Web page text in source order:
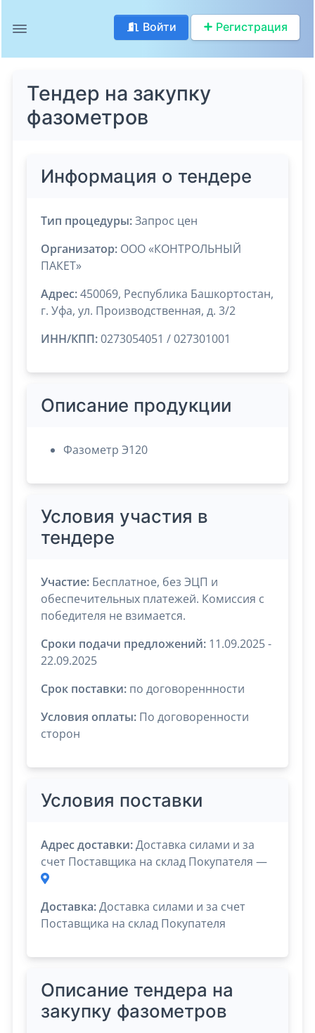
Войти Регистрация
Тендер на закупку
фазометров
Информация о тендере
Тип процедуры:Запрос цен
Организатор: ООО «КОНТРОЛЬНЫЙ
ПАКЕТ»
Адрес:450069, Республика Башкортостан,
г. Уфа, ул. Производственная, д. 3/2
ИНН/КПП:0273054051 / 027301001
Описание продукции
Фазометр Э120
Условия участия в
тендере
Участие: Бесплатное, без ЭЦП и
обеспечительных платежей. Комиссия с
победителя не взимается.
Сроки подачи предложений: 11.09.2025 -
22.09.2025
Срок поставки: по договореннности
Условия оплаты: По договоренности
сторон
Условия поставки
Адрес доставки:Доставка силами и за
счет Поставщика на склад Покупателя —
Доставка:Доставка силами и за счет
Поставщика на склад Покупателя
Описание тендера на
закупку фазометров